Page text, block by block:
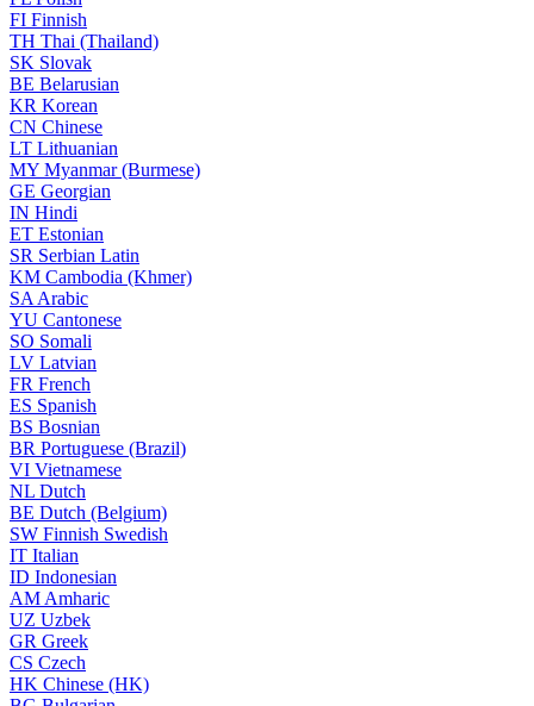
FI Finnish
TH Thai (Thailand)
SK Slovak
BE Belarusian
KR Korean
CN Chinese
LT Lithuanian
MY Myanmar (Burmese)
GE Georgian
IN Hindi
ET Estonian
SR Serbian Latin
KM Cambodia (Khmer)
SA Arabic
YU Cantonese
SO Somali
LV Latvian
FR French
ES Spanish
BS Bosnian
BR Portuguese (Brazil)
VI Vietnamese
NL Dutch
BE Dutch (Belgium)
SW Finnish Swedish
IT Italian
ID Indonesian
AM Amharic
UZ Uzbek
GR Greek
CS Czech
HK Chinese (HK)